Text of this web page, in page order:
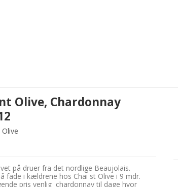
Olive, Chardonnay
på druer fra det nordlige Beaujolais.
fade i kældrene hos Chai st Olive i 9 mdr.
pris venlig chardonnay til dage hvor